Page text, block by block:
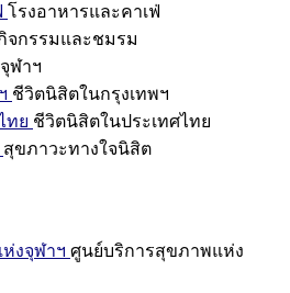
โรงอาหารและคาเฟ่
จกรรมและชมรม
ฬาฯ
ชีวิตนิสิตในกรุงเทพฯ
ทย ชีวิตนิสิตในประเทศไทย
สุขภาวะทางใจนิสิต
งจุฬาฯ ศูนย์บริการสุขภาพแห่ง